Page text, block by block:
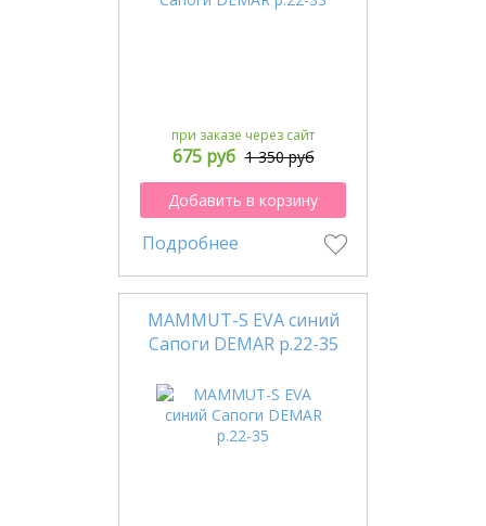
при заказе через сайт
675 руб 1 350 руб
Добавить в корзину
Подробнее
MAMMUT-S EVA синий
Сапоги DEMAR р.22-35